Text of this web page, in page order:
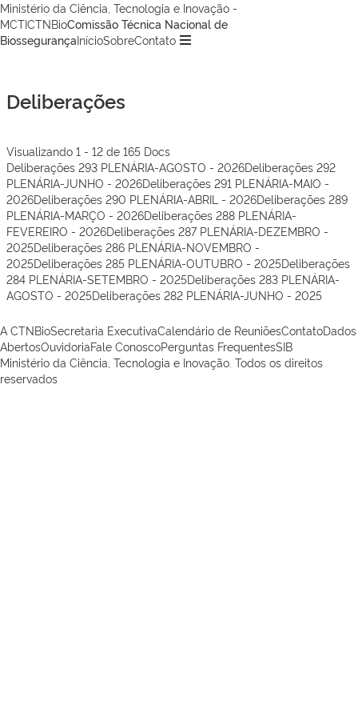
Ministério da Ciência, Tecnologia e Inovação -
MCTICTNBioComissão Técnica Nacional de
BiossegurançaInícioSobreContato
Deliberações
Visualizando 1 - 12 de 165 Docs
Deliberações 293 PLENÁRIA-AGOSTO - 2026Deliberações 292
PLENÁRIA-JUNHO - 2026Deliberações 291 PLENÁRIA-MAIO -
2026Deliberações 290 PLENÁRIA-ABRIL - 2026Deliberações 289
PLENÁRIA-MARÇO - 2026Deliberações 288 PLENÁRIA-
FEVEREIRO - 2026Deliberações 287 PLENÁRIA-DEZEMBRO -
2025Deliberações 286 PLENÁRIA-NOVEMBRO -
2025Deliberações 285 PLENÁRIA-OUTUBRO - 2025Deliberações
284 PLENÁRIA-SETEMBRO - 2025Deliberações 283 PLENÁRIA-
AGOSTO - 2025Deliberações 282 PLENÁRIA-JUNHO - 2025
A CTNBioSecretaria ExecutivaCalendário de ReuniõesContatoDados
AbertosOuvidoriaFale ConoscoPerguntas FrequentesSIB
Ministério da Ciência, Tecnologia e Inovação. Todos os direitos
reservados